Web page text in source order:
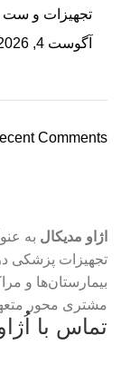
تجهیزات و ست
آگوست 4, 2026
Comments
اژاو مدیکال به
تجهیزات پزشکی در
بیمارستان‌ها و
مشتری محور
تماس با